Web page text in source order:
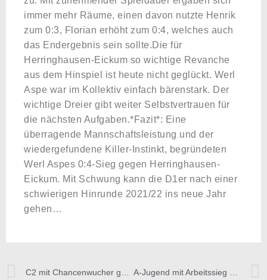
immer mehr Räume, einen davon nutzte Henrik
zum 0:3, Florian erhöht zum 0:4, welches auch
das Endergebnis sein sollte.Die für
Herringhausen-Eickum so wichtige Revanche
aus dem Hinspiel ist heute nicht geglückt. Werl
Aspe war im Kollektiv einfach bärenstark. Der
wichtige Dreier gibt weiter Selbstvertrauen für
die nächsten Aufgaben.*Fazit*: Eine
überragende Mannschaftsleistung und der
wiedergefundene Killer-Instinkt, begründeten
Werl Aspes 0:4-Sieg gegen Herringhausen-
Eickum. Mit Schwung kann die D1er nach einer
schwierigen Hinrunde 2021/22 ins neue Jahr
gehen…
C2 mit Chancenwucher gegen SC Herford A-Jugend mit Arbeitssieg beim TuS Brake